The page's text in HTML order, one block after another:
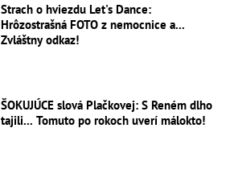
Strach o hviezdu Let's Dance:
Hrôzostrašná FOTO z nemocnice a...
Zvláštny odkaz!
ŠOKUJÚCE slová Plačkovej: S Reném dlho
tajili... Tomuto po rokoch uverí málokto!